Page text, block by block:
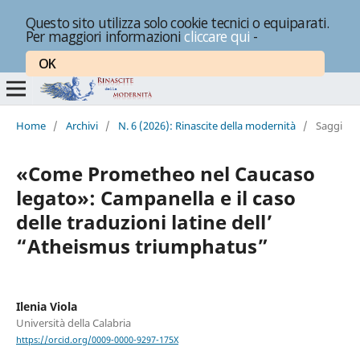
Questo sito utilizza solo cookie tecnici o equiparati.
Per maggiori informazionicliccare qui -
OK
Home / Archivi / N. 6 (2026): Rinascite della modernità / Saggi
«Come Prometheo nel Caucaso
legato»: Campanella e il caso
delle traduzioni latine dell’
“Atheismus triumphatus”
Ilenia Viola
Università della Calabria
https://orcid.org/0009-0000-9297-175X